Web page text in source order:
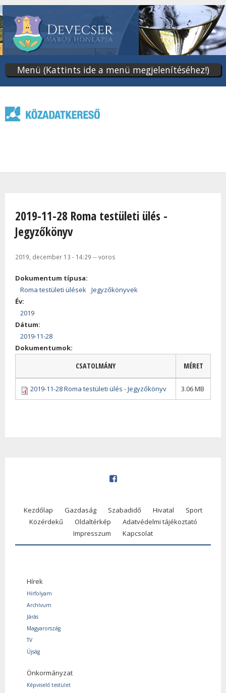
tartalomra
Menü (Kattints ide a menü megjelenítéséhez!)
2019-11-28 Roma testületi ülés -
Jegyzőkönyv
2019, december 13 - 14:29 --voros
Dokumentum típusa:
Roma testületi ülések
Jegyzőkönyvek
Év:
2019
Dátum:
2019-11-28
Dokumentumok:
CSATOLMÁNY MÉRET
2019-11-28 Roma testületi ülés - Jegyzőkönyv 3.06 MB
Kezdőlap Gazdaság Szabadidő Hivatal
Sport
Közérdekű
Oldaltérkép
Adatvédelmi tájékoztató
Impresszum
Kapcsolat
Hírek
Hírfolyam
Archívum
Járás
Magyarország
TV
Újság
Önkormányzat
Képviselő testület